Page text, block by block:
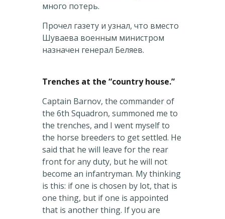
много потерь.
Прочел газету и узнал, что вместо
Шуваева военным министром
назначен генерал Беляев.
Trenches at the “country house.”
Captain Barnov, the commander of
the 6th Squadron, summoned me to
the trenches, and I went myself to
the horse breeders to get settled. He
said that he will leave for the rear
front for any duty, but he will not
become an infantryman. My thinking
is this: if one is chosen by lot, that is
one thing, but if one is appointed
that is another thing. If you are